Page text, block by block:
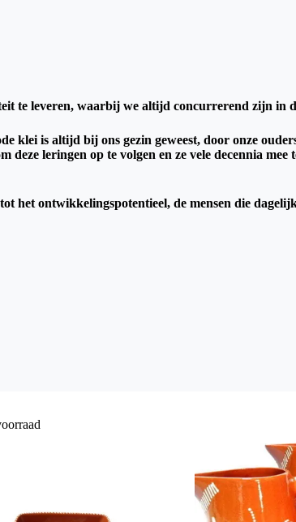
te leveren, waarbij we altijd concurrerend zijn
klei is altijd bij ons gezin geweest, door onze
deze leringen op te volgen en ze vele decennia
het ontwikkelingspotentieel, de mensen die